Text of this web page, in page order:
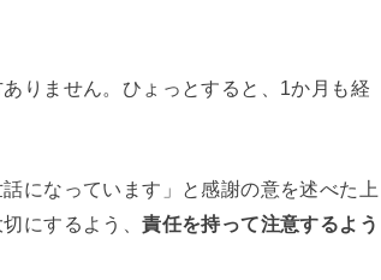
りません。ひょっとすると、1か月も経
になっています」と感謝の意を述べた上
にするよう、責任を持って注意するよう